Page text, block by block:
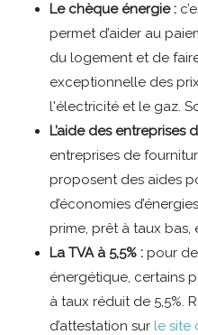
Le chèque énergie :
permet d’aider au
du logement et de
exceptionnelle des
l'électricité et le gaz.
L’aide des entreprises
entreprises de
proposent des aides
d’économies
prime, prêt à taux bas,
La TVA à 5,5% : pour
énergétique, certains
à taux réduit de 5,5%.
d’attestation sur le site